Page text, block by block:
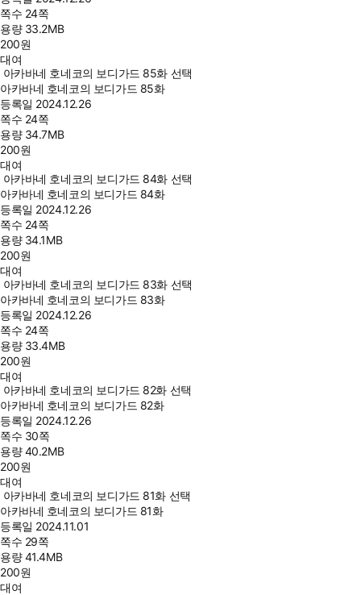
쪽수 24쪽
용량 33.2MB
200원
대여
아카바네 호네코의 보디가드 85화 선택
아카바네 호네코의 보디가드 85화
등록일 2024.12.26
쪽수 24쪽
용량 34.7MB
200원
대여
아카바네 호네코의 보디가드 84화 선택
아카바네 호네코의 보디가드 84화
등록일 2024.12.26
쪽수 24쪽
용량 34.1MB
200원
대여
아카바네 호네코의 보디가드 83화 선택
아카바네 호네코의 보디가드 83화
등록일 2024.12.26
쪽수 24쪽
용량 33.4MB
200원
대여
아카바네 호네코의 보디가드 82화 선택
아카바네 호네코의 보디가드 82화
등록일 2024.12.26
쪽수 30쪽
용량40.2MB
200원
대여
아카바네 호네코의 보디가드 81화 선택
아카바네 호네코의 보디가드 81화
등록일 2024.11.01
쪽수 29쪽
용량41.4MB
200원
대여